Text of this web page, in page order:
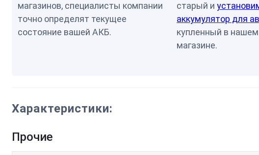
магазинов, специалисты компании
точно определят текущее
состояние вашей АКБ.
старый и
аккумулятор для
купленный в
магазине.
Характеристики:
Прочие